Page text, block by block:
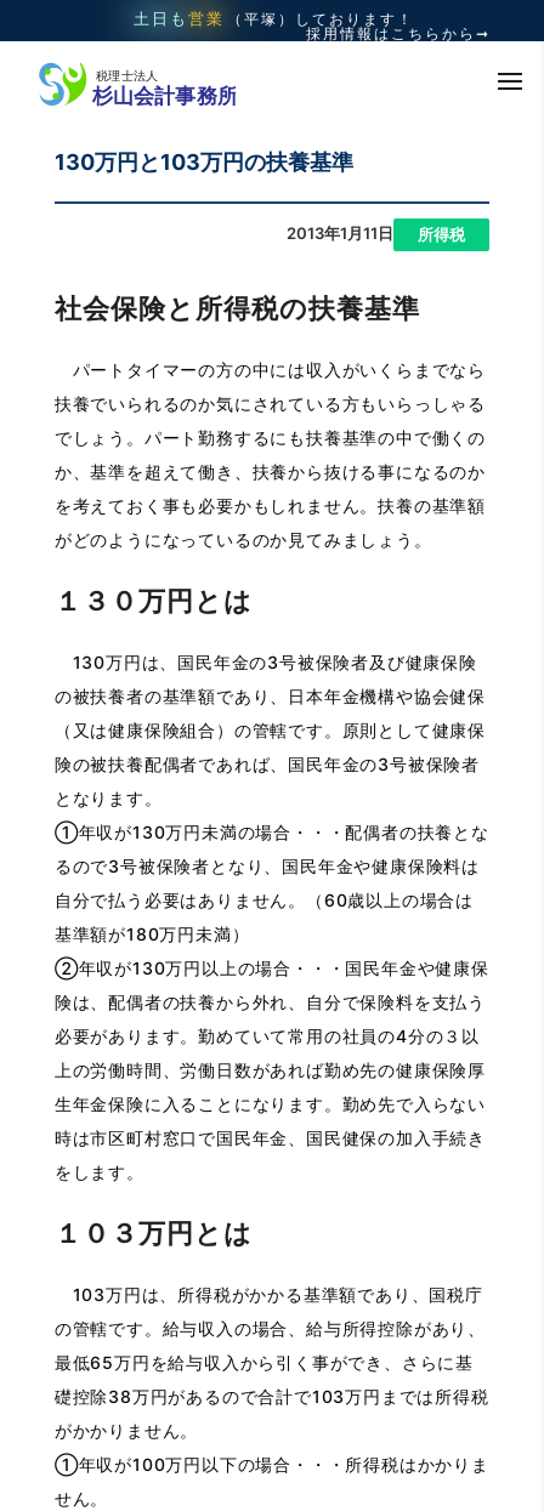
土日も 営業 （平塚）
しております！
採用情報はこちらから➞
130万円と103万円の扶養基準
2013年1月11日 所得税
社会保険と所得税の扶養基準
パートタイマーの方の中には収入がいくらまでなら
扶養でいられるのか気にされている方もいらっしゃる
でしょう。パート勤務するにも扶養基準の中で働くの
か、基準を超えて働き、扶養から抜ける事になるのか
を考えておく事も必要かもしれません。扶養の基準額
がどのようになっているのか見てみましょう。
１３０万円とは
130万円は、国民年金の3号被保険者及び健康保険
の被扶養者の基準額であり、日本年金機構や協会健保
（又は健康保険組合）の管轄です。原則として健康保
険の被扶養配偶者であれば、国民年金の3号被保険者
となります。
①年収が130万円未満の場合・・・配偶者の扶養とな
るので3号被保険者となり、国民年金や健康保険料は
自分で払う必要はありません。（60歳以上の場合は
基準額が180万円未満）
②年収が130万円以上の場合・・・国民年金や健康保
険は、配偶者の扶養から外れ、自分で保険料を支払う
必要があります。勤めていて常用の社員の4分の３以
上の労働時間、労働日数があれば勤め先の健康保険厚
生年金保険に入ることになります。勤め先で入らない
時は市区町村窓口で国民年金、国民健保の加入手続き
をします。
１０３万円とは
103万円は、所得税がかかる基準額であり、国税庁
の管轄です。給与収入の場合、給与所得控除があり、
最低65万円を給与収入から引く事ができ、さらに基
礎控除38万円があるので合計で103万円までは所得税
がかかりません。
①年収が100万円以下の場合・・・所得税はかかりま
せん。